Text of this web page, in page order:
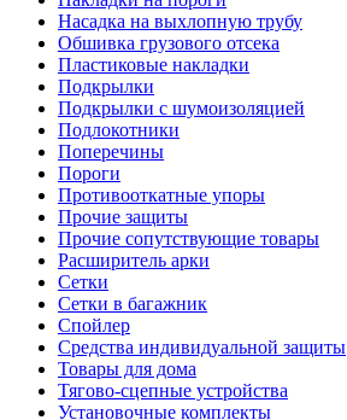
Насадка на выхлопную трубу
Обшивка грузового отсека
Пластиковые накладки
Подкрылки
Подкрылки с шумоизоляцией
Подлокотники
Поперечины
Пороги
Противооткатные упоры
Прочие защиты
Прочие сопутствующие товары
Расширитель арки
Сетки
Сетки в багажник
Спойлер
Средства индивидуальной защиты
Товары для дома
Тягово-сцепные устройства
Установочные комплекты